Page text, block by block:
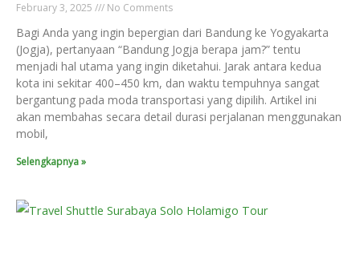
February 3, 2025 No Comments
Bagi Anda yang ingin bepergian dari Bandung ke Yogyakarta
(Jogja), pertanyaan “Bandung Jogja berapa jam?” tentu
menjadi hal utama yang ingin diketahui. Jarak antara kedua
kota ini sekitar 400–450 km, dan waktu tempuhnya sangat
bergantung pada moda transportasi yang dipilih. Artikel ini
akan membahas secara detail durasi perjalanan menggunakan
mobil,
Selengkapnya »